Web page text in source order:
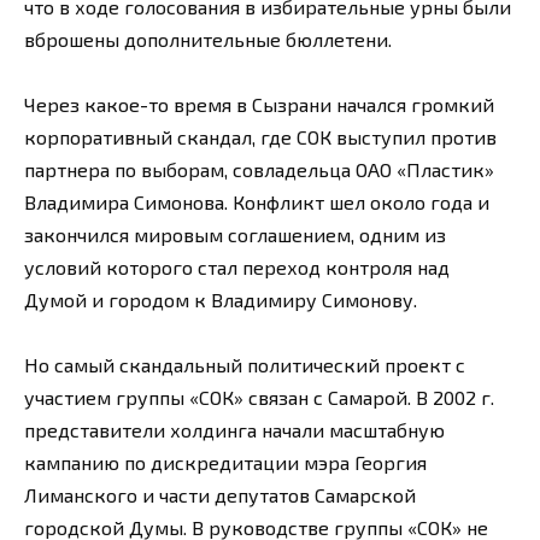
что в ходе голосования в избирательные урны были
вброшены дополнительные бюллетени.
Через какое-то время в Сызрани начался громкий
корпоративный скандал, где СОК выступил против
партнера по выборам, совладельца ОАО «Пластик»
Владимира Симонова. Конфликт шел около года и
закончился мировым соглашением, одним из
условий которого стал переход контроля над
Думой и городом к Владимиру Симонову.
Но самый скандальный политический проект с
участием группы «СОК» связан с Самарой. В 2002 г.
представители холдинга начали масштабную
кампанию по дискредитации мэра Георгия
Лиманского и части депутатов Самарской
городской Думы. В руководстве группы «СОК» не